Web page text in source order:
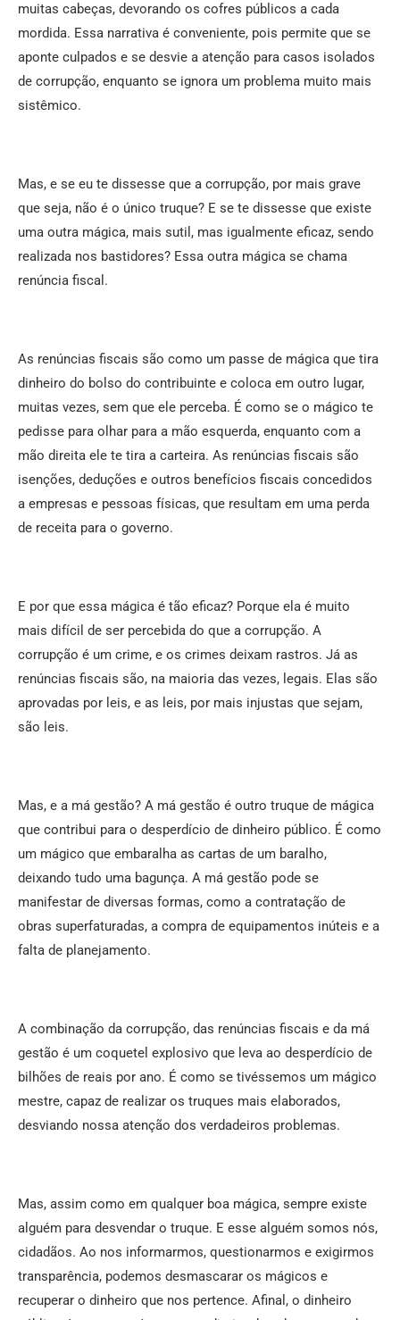
muitas cabeças, devorando os cofres públicos a cada
mordida. Essa narrativa é conveniente, pois permite que se
aponte culpados e se desvie a atenção para casos isolados
de corrupção, enquanto se ignora um problema muito mais
sistêmico.
Mas, e se eu te dissesse que a corrupção, por mais grave
que seja, não é o único truque? E se te dissesse que existe
uma outra mágica, mais sutil, mas igualmente eficaz, sendo
realizada nos bastidores? Essa outra mágica se chama
renúncia fiscal.
As renúncias fiscais são como um passe de mágica que tira
dinheiro do bolso do contribuinte e coloca em outro lugar,
muitas vezes, sem que ele perceba. É como se o mágico te
pedisse para olhar para a mão esquerda, enquanto com a
mão direita ele te tira a carteira. As renúncias fiscais são
isenções, deduções e outros benefícios fiscais concedidos
a empresas e pessoas físicas, que resultam em uma perda
de receita para o governo.
E por que essa mágica é tão eficaz? Porque ela é muito
mais difícil de ser percebida do que a corrupção. A
corrupção é um crime, e os crimes deixam rastros. Já as
renúncias fiscais são, na maioria das vezes, legais. Elas são
aprovadas por leis, e as leis, por mais injustas que sejam,
são leis.
Mas, e a má gestão? A má gestão é outro truque de mágica
que contribui para o desperdício de dinheiro público. É como
um mágico que embaralha as cartas de um baralho,
deixando tudo uma bagunça. A má gestão pode se
manifestar de diversas formas, como a contratação de
obras superfaturadas, a compra de equipamentos inúteis e a
falta de planejamento.
A combinação da corrupção, das renúncias fiscais e da má
gestão é um coquetel explosivo que leva ao desperdício de
bilhões de reais por ano. É como se tivéssemos um mágico
mestre, capaz de realizar os truques mais elaborados,
desviando nossa atenção dos verdadeiros problemas.
Mas, assim como em qualquer boa mágica, sempre existe
alguém para desvendar o truque. E esse alguém somos nós,
cidadãos. Ao nos informarmos, questionarmos e exigirmos
transparência, podemos desmascarar os mágicos e
recuperar o dinheiro que nos pertence. Afinal, o dinheiro